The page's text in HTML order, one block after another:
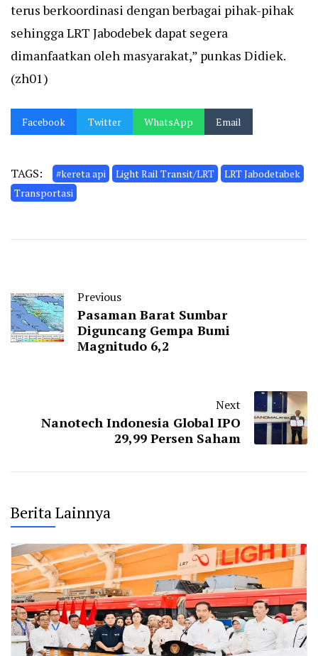
terus berkoordinasi dengan berbagai pihak-pihak
sehingga LRT Jabodebek dapat segera
dimanfaatkan oleh masyarakat,” punkas Didiek.
(zh01)
Facebook Twitter WhatsApp Email
TAGS: #kereta api Light Rail Transit/LRT
LRT Jabodetabek
Transportasi
Previous
Pasaman Barat Sumbar
Diguncang Gempa Bumi
Magnitudo 6,2
Next
Nanotech Indonesia Global IPO
29,99 Persen Saham
Berita Lainnya